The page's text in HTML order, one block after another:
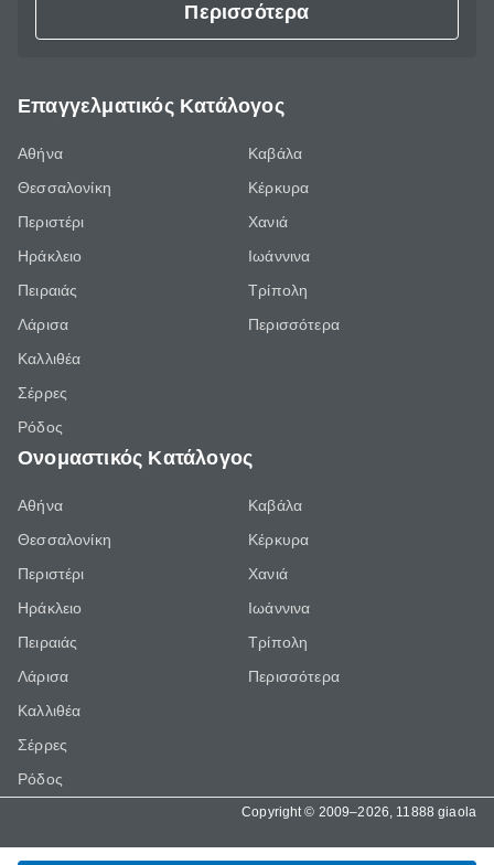
Περισσότερα
Επαγγελματικός Κατάλογος
Αθήνα
Θεσσαλονίκη
Περιστέρι
Ηράκλειο
Πειραιάς
Λάρισα
Καλλιθέα
Σέρρες
Ρόδος
Καβάλα
Κέρκυρα
Χανιά
Ιωάννινα
Τρίπολη
Περισσότερα
Ονομαστικός Κατάλογος
Αθήνα
Θεσσαλονίκη
Περιστέρι
Ηράκλειο
Πειραιάς
Λάρισα
Καλλιθέα
Σέρρες
Ρόδος
Καβάλα
Κέρκυρα
Χανιά
Ιωάννινα
Τρίπολη
Περισσότερα
Copyright © 2009–2026, 11888 giaola